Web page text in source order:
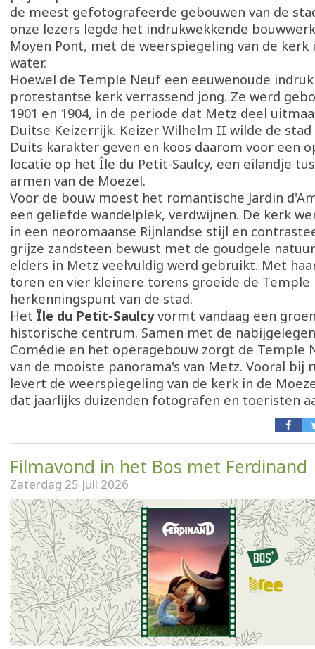
de meest gefotografeerde gebouwen van de
onze lezers legde het indrukwekkende
Moyen Pont, met de weerspiegeling van de
water.
Hoewel de Temple Neuf een eeuwenoude
protestantse kerk verrassend jong. Ze werd
1901 en 1904, in de periode dat Metz deel
Duitse Keizerrijk. Keizer Wilhelm II wilde de
Duits karakter geven en koos daarom voor een
locatie op het Île du Petit-Saulcy, een eilandje
armen van de Moezel.
Voor de bouw moest het romantische Jardin
een geliefde wandelplek, verdwijnen. De kerk
in een neoromaanse Rijnlandse stijl en
grijze zandsteen bewust met de goudgele
elders in Metz veelvuldig werd gebruikt. Met
toren en vier kleinere torens groeide de
herkenningspunt van de stad.
Het Île du Petit-Saulcyvormt vandaag een
historische centrum. Samen met de
Comédie en het operagebouw zorgt de Temple
van de mooiste panorama's van Metz. Vooral bij
levert de weerspiegeling van de kerk in de
dat jaarlijks duizenden fotografen en toeristen
Filmavond in het Bos met Ferdinand
Zaterdag 25 juli 2026